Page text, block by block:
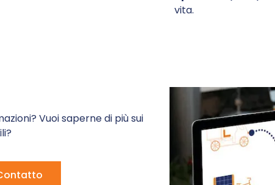
vita.
Vuoi saperne di più sui